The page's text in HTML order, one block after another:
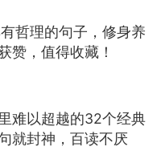
大王
场
拔
哲理的句子，修身养
赞，值得收藏！
难以超越的32个经典
就封神，百读不厌